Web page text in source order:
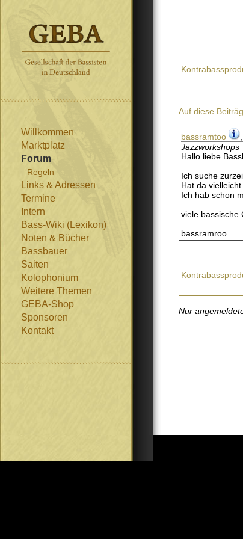
Willkommen
Marktplatz
Forum
Regeln
Links & Adressen
Termine
Intern
Bass-Wiki (Lexikon)
Noten & Bücher
Bassbauer
Saiten
Kolophonium
Weitere Themen
GEBA-Shop
Sponsoren
Kontakt
Auf diese
bassramtoo
Jazzworkshops
Hallo liebe
Ich suche
Hat da
Ich hab schon
viele bassische
bassramroo
Nur